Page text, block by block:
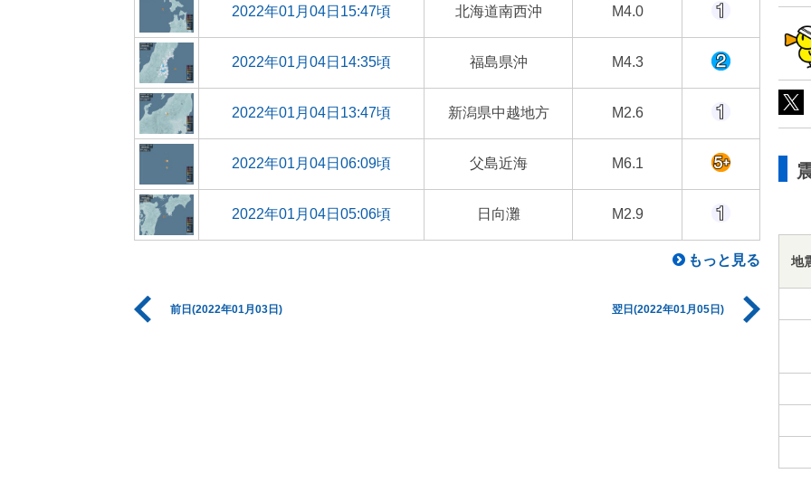
2022年01月04日15:47頃 北海道南西沖 M4.0
2022年01月04日14:35頃 福島県沖 M4.3
2022年01月04日13:47頃 新潟県中越地方 M2.6
2022年01月04日06:09頃 父島近海 M6.1
2022年01月04日05:06頃 日向灘 M2.9
もっと見る
前日(2022年01月03日) 翌日(2022年01月05日)
地